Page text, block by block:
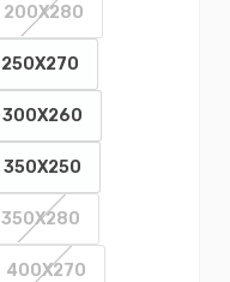
200X280
250X270
300X260
350X250
350X280
400X270